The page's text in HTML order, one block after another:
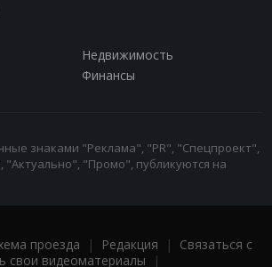
Недвижимость
Финансы
знаками "Реклама", "PR", "Спецпроект",
"Актуально", "Промо", публикуются на
проезда | Редакция | Связаться с
свои видеоматериалы |